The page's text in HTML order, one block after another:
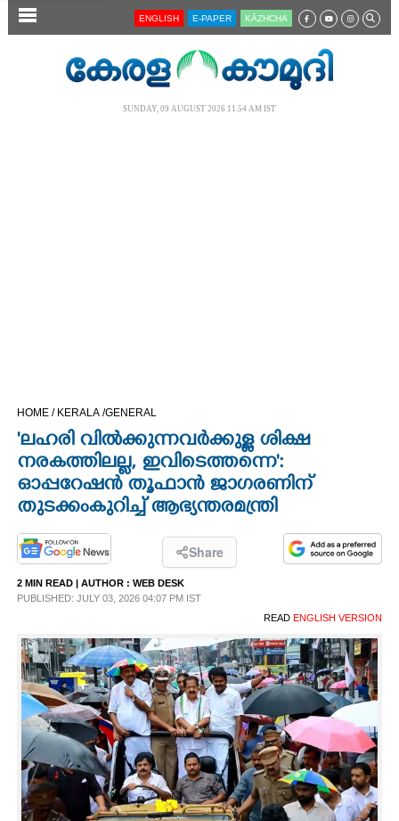
SECTIONS
CINEMA
OPINION
PHOTOS
INFO+
ART
ASTRO
ENGLISH E-PAPER KĀZHCHA
SUNDAY, 09 AUGUST 2026 11.54 AM IST
HOME / KERALA /GENERAL
'ലഹരി വിൽക്കുന്നവർക്കുള്ള ശിക്ഷ
നരകത്തിലല്ല,​ ഇവിടെത്തന്നെ':
ഓപ്പറേഷൻ തൂഫാൻ ജാഗരണിന്
തുടക്കംകുറിച്ച് ആഭ്യന്തരമന്ത്രി
Share
2 MIN READ | AUTHOR : WEB DESK
PUBLISHED: JULY 03, 2026 04:07 PM IST
READ ENGLISH VERSION